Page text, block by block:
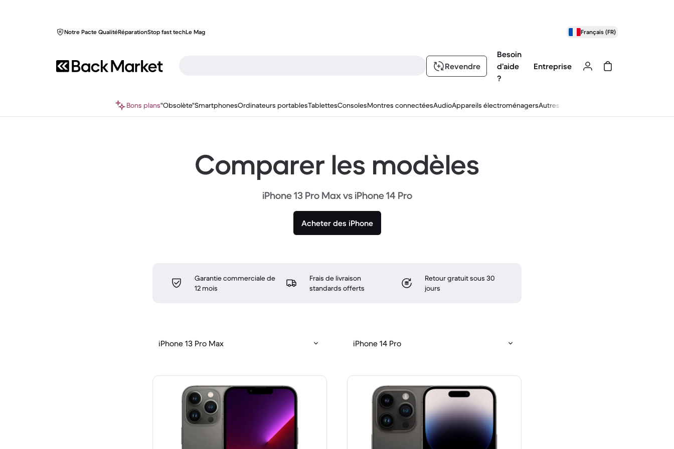
Notre Pacte QualitéRéparationStop fast techLe Mag Français (FR)
Revendre
Besoin
d’aide
?
Entreprise
Bons plans"Obsolète"SmartphonesOrdinateurs portablesTablettesConsolesMontres connectéesAudioAppareils électroménagersAutres
Comparer les modèles
iPhone 13 Pro Max vs iPhone 14 Pro
Acheter des iPhone
Garantie commerciale de
12 mois
Frais de livraison
standards offerts
Retour gratuit sous 30
jours
iPhone 13 Pro Max iPhone 14 Pro